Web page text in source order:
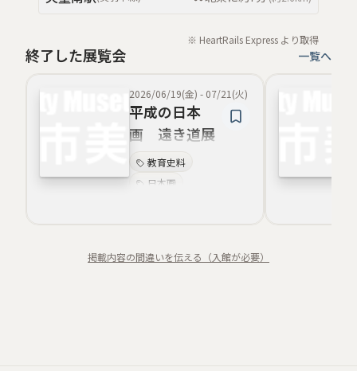
※ HeartRails Express より取得
終了した展覧会 一覧へ
2026/06/19(金) - 07/21(火)
平成の日本
画 遠き道展
ふたたび
教育史料
日本画
体験型
掲載内容の間違いを伝える（入館が必要）